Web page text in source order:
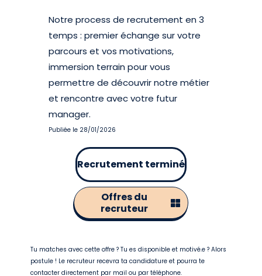
Notre process de recrutement en 3
temps : premier échange sur votre
parcours et vos motivations,
immersion terrain pour vous
permettre de découvrir notre métier
et rencontre avec votre futur
manager.
Publiée le 28/01/2026
Recrutement terminé
Offres du
recruteur
Tu matches avec cette offre ? Tu es disponible et motivé.e ? Alors
postule ! Le recruteur recevra ta candidature et pourra te
contacter directement par mail ou par téléphone.